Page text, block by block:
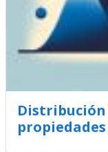
Distribución